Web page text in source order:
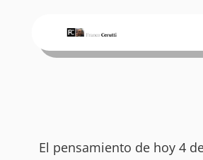
El pensamiento de hoy 4